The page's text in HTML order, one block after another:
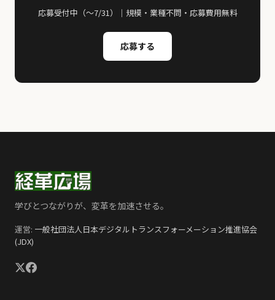
応募受付中（〜7/31）｜規模・業種不問・応募費用無料
応募する
学びとつながりが、変革を加速させる。
運営: 一般社団法人日本デジタルトランスフォーメーション推進協会
(JDX)